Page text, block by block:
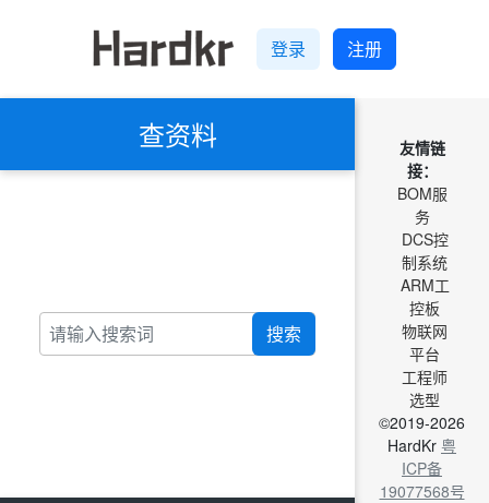
登录 注册
查资料
搜索
友情链
接：
BOM服
务
DCS控
制系统
ARM工
控板
物联网
平台
工程师
选型
©2019-2026
HardKr 粤
ICP备
19077568号